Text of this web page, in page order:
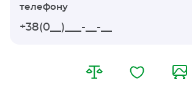
телефону